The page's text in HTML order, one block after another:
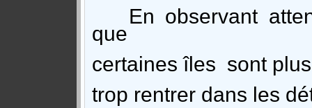
En observant
que
certaines îles sont
trop rentrer dans les